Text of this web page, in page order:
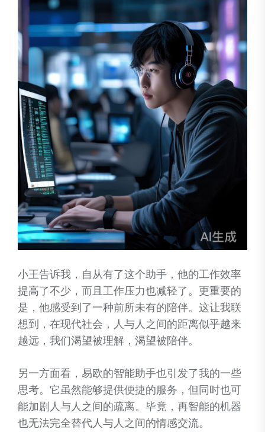
小王告诉我，自从有了这个助手，他的工作效率
提高了不少，而且工作压力也减轻了。更重要的
是，他感受到了一种前所未有的陪伴。这让我联
想到，在现代社会，人与人之间的距离似乎越来
越远，我们渴望被理解，渴望被陪伴。
另一方面看，易欧的智能助手也引发了我的一些
思考。它虽然能够提供便捷的服务，但同时也可
能加剧人与人之间的疏离。毕竟，再智能的机器
也无法完全替代人与人之间的情感交流。